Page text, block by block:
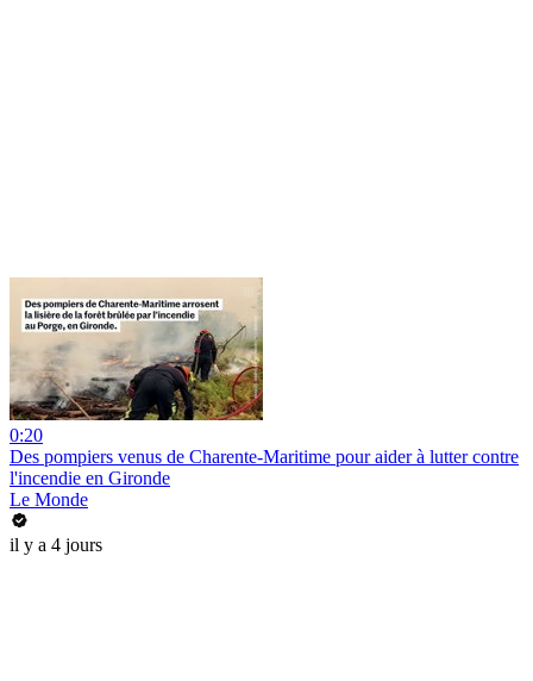
0:20
Des pompiers venus de Charente-Maritime pour aider à lutter contre
l'incendie en Gironde
Le Monde
il y a 4 jours